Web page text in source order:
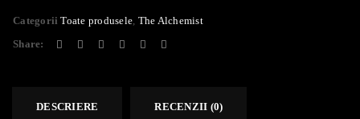
Categorii Toate produsele, The Alchemist
Share:
DESCRIERE RECENZII (0)